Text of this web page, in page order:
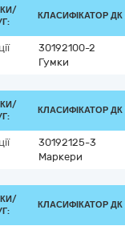
КЛАСИФІКАТОР ДК
30192100-2
Гумки
КЛАСИФІКАТОР ДК
30192125-3
Маркери
КЛАСИФІКАТОР ДК